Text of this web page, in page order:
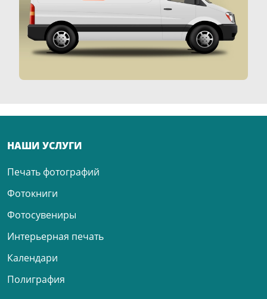
НАШИ УСЛУГИ
Печать фотографий
Фотокниги
Фотосувениры
Интерьерная печать
Календари
Полиграфия